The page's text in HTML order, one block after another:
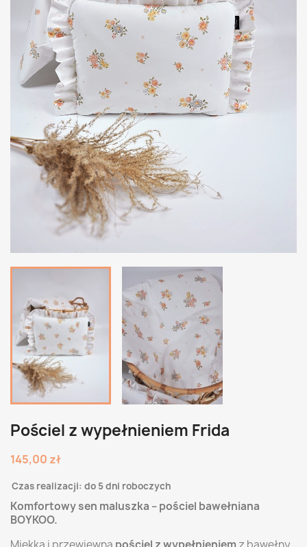
Pościel z wypełnieniem Frida
145,00 zł
Czas realizacji: do 5 dni roboczych
Komfortowy sen maluszka – pościel bawełniana
BOYKOO.